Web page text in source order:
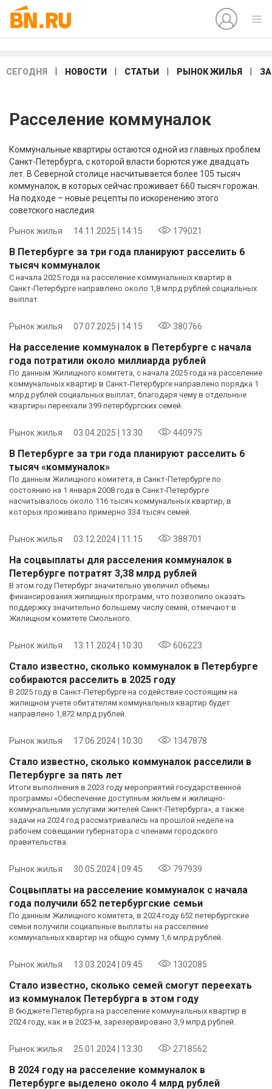
СЕГОДНЯ НОВОСТИ СТАТЬИ РЫНОК ЖИЛЬЯ
Расселение коммуналок
Коммунальные квартиры остаются одной из главных проблем
Санкт-Петербурга, с которой власти борются уже двадцать
лет. В Северной столице насчитывается более 105 тысяч
коммуналок, в которых сейчас проживает 660 тысяч горожан.
На подходе – новые рецепты по искоренению этого
советского наследия.
Рынок жилья 14.11.2025 | 14:15 179021
В Петербурге за три года планируют расселить 6
тысяч коммуналок
С начала 2025 года на расселение коммунальных квартир в
Санкт‑Петербурге направлено около 1,8 млрд рублей социальных
выплат.
Рынок жилья 07.07.2025 | 14:15 380766
На расселение коммуналок в Петербурге с начала
года потратили около миллиарда рублей
По данным Жилищного комитета, с начала 2025 года на расселение
коммунальных квартир в Санкт-Петербурге направлено порядка 1
млрд рублей социальных выплат, благодаря чему в отдельные
квартиры переехали 399 петербургских семей.
Рынок жилья 03.04.2025 | 13:30 440975
В Петербурге за три года планируют расселить 6
тысяч «коммуналок»
По данным Жилищного комитета, в Санкт-Петербурге по
состоянию на 1 января 2008 года в Санкт‑Петербурге
насчитывалось около 116 тысяч коммунальных квартир, в
которых проживало примерно 334 тысяч семей.
Рынок жилья 03.12.2024 | 11:15 388701
На соцвыплаты для расселения коммуналок в
Петербурге потратят 3,38 млрд рублей
В этом году Петербург значительно увеличил объемы
финансирования жилищных программ, что позволило оказать
поддержку значительно большему числу семей, отмечают в
Жилищном комитете Смольного.
Рынок жилья 13.11.2024 | 10:30 606223
Стало известно, сколько коммуналок в Петербурге
собираются расселить в 2025 году
В 2025 году в Санкт-Петербурге на содействие состоящим на
жилищном учете обитателям коммунальных квартир будет
направлено 1,872 млрд рублей.
Рынок жилья 17.06.2024 | 10:30 1347878
Стало известно, сколько коммуналок расселили в
Петербурге за пять лет
Итоги выполнения в 2023 году мероприятий государственной
программы «Обеспечение доступным жильем и жилищно-
коммунальными услугами жителей Санкт-Петербурга», а также
задачи на 2024 год рассматривались на прошлой неделе на
рабочем совещании губернатора с членами городского
правительства.
Рынок жилья 30.05.2024 | 09:45 797939
Соцвыплаты на расселение коммуналок с начала
года получили 652 петербургские семьи
По данным Жилищного комитета, в 2024 году 652 петербургские
семьи получили социальные выплаты на расселение
коммунальных квартир на общую сумму 1,6 млрд рублей.
Рынок жилья 13.03.2024 | 09:45 1302085
Стало известно, сколько семей смогут переехать
из коммуналок Петербурга в этом году
В бюджете Петербурга на расселение коммунальных квартир в
2024 году, как и в 2023-м, зарезервировано 3,9 млрд рублей.
Рынок жилья 25.01.2024 | 13:30 2718562
В 2024 году на расселение коммуналок в
Петербурге выделено около 4 млрд рублей